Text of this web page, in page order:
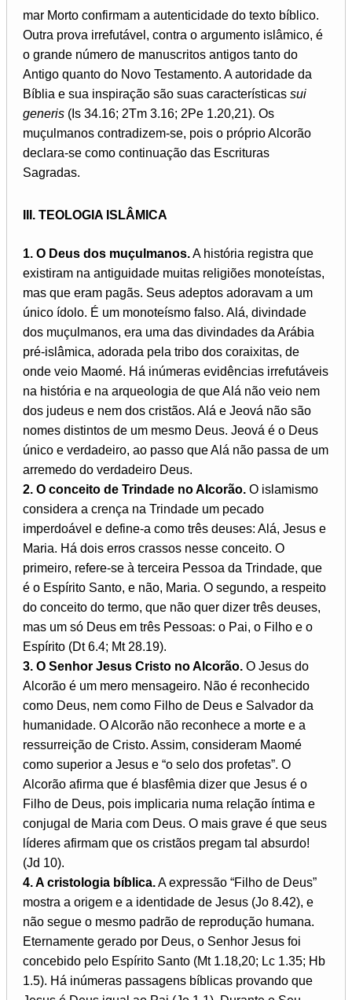
mar Morto confirmam a autenticidade do texto bíblico.
Outra prova irrefutável, contra o argumento islâmico, é
o grande número de manuscritos antigos tanto do
Antigo quanto do Novo Testamento. A autoridade da
Bíblia e sua inspiração são suas características sui
generis (Is 34.16; 2Tm 3.16; 2Pe 1.20,21). Os
muçulmanos contradizem-se, pois o próprio Alcorão
declara-se como continuação das Escrituras
Sagradas.
III. TEOLOGIA ISLÂMICA
1. O Deus dos muçulmanos.A história registra que
existiram na antiguidade muitas religiões monoteístas,
mas que eram pagãs. Seus adeptos adoravam a um
único ídolo. É um monoteísmo falso. Alá, divindade
dos muçulmanos, era uma das divindades da Arábia
pré-islâmica, adorada pela tribo dos coraixitas, de
onde veio Maomé. Há inúmeras evidências irrefutáveis
na história e na arqueologia de que Alá não veio nem
dos judeus e nem dos cristãos. Alá e Jeová não são
nomes distintos de um mesmo Deus. Jeová é o Deus
único e verdadeiro, ao passo que Alá não passa de um
arremedo do verdadeiro Deus.
2. O conceito de Trindade no Alcorão. O islamismo
considera a crença na Trindade um pecado
imperdoável e define-a como três deuses: Alá, Jesus e
Maria. Há dois erros crassos nesse conceito. O
primeiro, refere-se à terceira Pessoa da Trindade, que
é o Espírito Santo, e não, Maria. O segundo, a respeito
do conceito do termo, que não quer dizer três deuses,
mas um só Deus em três Pessoas: o Pai, o Filho e o
Espírito (Dt 6.4; Mt 28.19).
3. O Senhor Jesus Cristo no Alcorão. O Jesus do
Alcorão é um mero mensageiro. Não é reconhecido
como Deus, nem como Filho de Deus e Salvador da
humanidade. O Alcorão não reconhece a morte e a
ressurreição de Cristo. Assim, consideram Maomé
como superior a Jesus e “o selo dos profetas”. O
Alcorão afirma que é blasfêmia dizer que Jesus é o
Filho de Deus, pois implicaria numa relação íntima e
conjugal de Maria com Deus. O mais grave é que seus
líderes afirmam que os cristãos pregam tal absurdo!
(Jd 10).
4. A cristologia bíblica.A expressão “Filho de Deus”
mostra a origem e a identidade de Jesus (Jo 8.42), e
não segue o mesmo padrão de reprodução humana.
Eternamente gerado por Deus, o Senhor Jesus foi
concebido pelo Espírito Santo (Mt 1.18,20; Lc 1.35; Hb
1.5). Há inúmeras passagens bíblicas provando que